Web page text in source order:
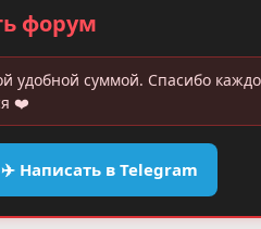
форум
суммой. Спасибо
❤️
✈️ Написать в Telegram